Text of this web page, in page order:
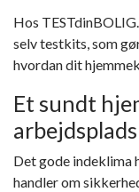
Hos
selv testkits, som
hvordan dit
Et sundt
arbejdsplads
Det gode indeklima
handler om